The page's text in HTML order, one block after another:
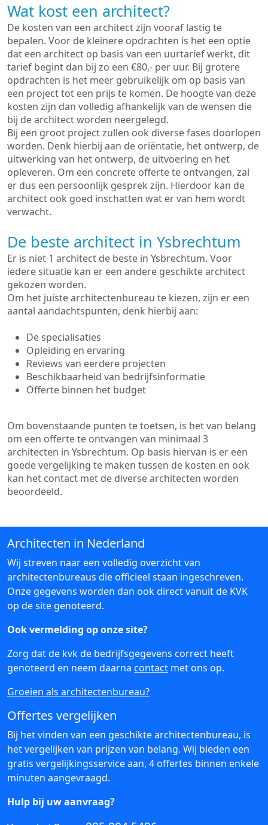
Wat kost een architect?
De kosten van een architect zijn vooraf lastig te
bepalen. Voor de kleinere opdrachten is het een optie
dat een architect op basis van een uurtarief werkt, dit
tarief begint dan bij zo een €80,- per uur. Bij grotere
opdrachten is het meer gebruikelijk om op basis van
een project tot een prijs te komen. De hoogte van deze
kosten zijn dan volledig afhankelijk van de wensen die
bij de architect worden neergelegd.
Bij een groot project zullen ook diverse fases doorlopen
worden. Denk hierbij aan de oriëntatie, het ontwerp, de
uitwerking van het ontwerp, de uitvoering en het
opleveren. Om een concrete offerte te ontvangen, zal
er dus een persoonlijk gesprek zijn. Hierdoor kan de
architect ook goed inschatten wat er van hem wordt
verwacht.
De beste architect in Ysbrechtum
Er is niet 1 architect de beste in Ysbrechtum. Voor
iedere situatie kan er een andere geschikte architect
gekozen worden.
Om het juiste architectenbureau te kiezen, zijn er een
aantal aandachtspunten, denk hierbij aan:
De specialisaties
Opleiding en ervaring
Reviews van eerdere projecten
Beschikbaarheid van bedrijfsinformatie
Offerte binnen het budget
Om bovenstaande punten te toetsen, is het van belang
om een offerte te ontvangen van minimaal 3
architecten in Ysbrechtum. Op basis hiervan is er een
goede vergelijking te maken tussen de kosten en ook
kan het contact met de diverse architecten worden
beoordeeld.
Architecten in Nederland
Wij streven naar een volledig overzicht van
architectenbureaus die officieel staan ingeschreven.
Onze gegevens worden dan ook direct vanuit de KVK
op de site genoteerd.
Ook vermelding op onze site?
Zorg dat de kvk de bedrijfsgegevens correct heeft
genoteerd en neem daarna contact met ons op.
Groeien als architectenbureau?
Offertes vergelijken
Bij het vinden van een geschikte architectenbureau, is
het vergelijken van prijzen van belang. Wij bieden een
gratis vergelijkingsservice aan, 4 offertes binnen enkele
minuten aangevraagd.
Hulp bij uw aanvraag?